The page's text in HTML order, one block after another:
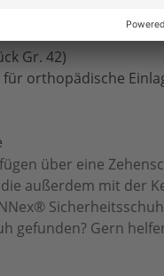
Gr. 42)
für orthopädische
über eine
außerdem mit der
gefunden? Gern